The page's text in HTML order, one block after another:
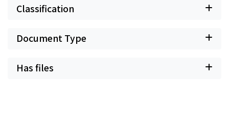
Classification
Document Type
Has files